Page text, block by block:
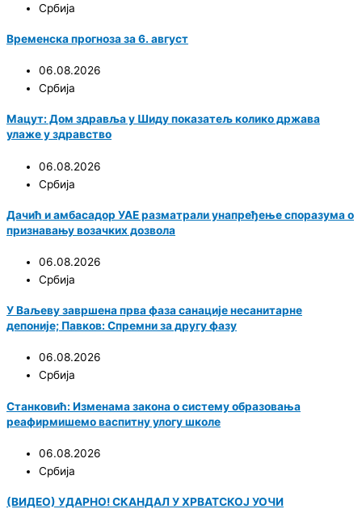
Србија
Временска прогноза за 6. август
06.08.2026
Србија
Мацут: Дом здравља у Шиду показатељ колико држава
улаже у здравство
06.08.2026
Србија
Дачић и амбасадор УАЕ разматрали унапређење споразума о
признавању возачких дозвола
06.08.2026
Србија
У Ваљеву завршена прва фаза санације несанитарне
депоније; Павков: Спремни за другу фазу
06.08.2026
Србија
Станковић: Изменама закона о систему образовања
реафирмишемо васпитну улогу школе
06.08.2026
Србија
(ВИДЕО) УДАРНО! СКАНДАЛ У ХРВАТСКОЈ УОЧИ